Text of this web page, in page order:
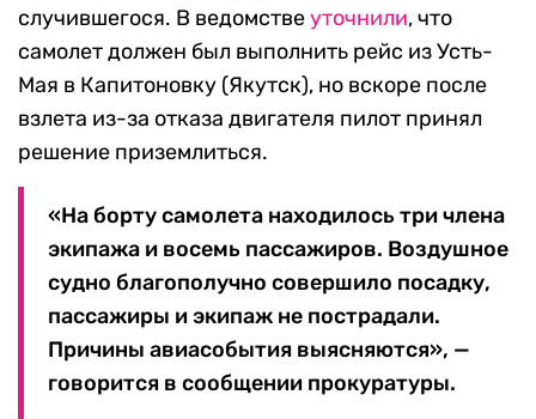
случившегося. В ведомствеуточнили, что
самолет должен был выполнить рейс из Усть-
Мая в Капитоновку (Якутск), но вскоре после
взлета из-за отказа двигателя пилот принял
решение приземлиться.
«На борту самолета находилось три члена
экипажа и восемь пассажиров. Воздушное
судно благополучно совершило посадку,
пассажиры и экипаж не пострадали.
Причины авиасобытия выясняются», —
говорится в сообщении прокуратуры.